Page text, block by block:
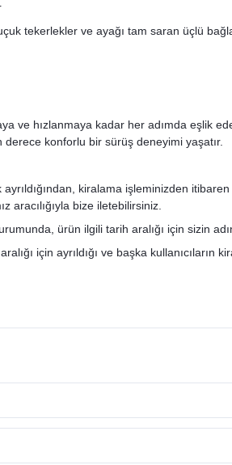
tekerlekler ve ayağı tam saran üçlü
ve hızlanmaya kadar her adımda eşlik
konforlu bir sürüş deneyimi yaşatır.
kiralama işleminizden
aracılığıyla bize iletebilirsiniz.
ürün ilgili tarih aralığı için sizin
için ayrıldığı ve başka kullanıcıların